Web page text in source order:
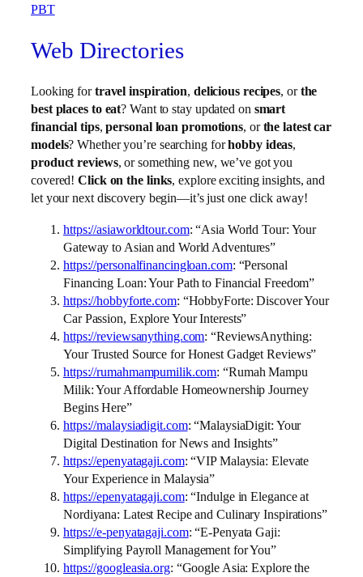
PBT
Web Directories
Looking fortravel inspiration, delicious recipes, orthe
best places to eat? Want to stay updated on smart
financial tips,personal loan promotions, orthe latest car
models? Whether you’re searching forhobby ideas,
product reviews, or something new, we’ve got you
covered!Click on the links, explore exciting insights, and
let your next discovery begin—it’s just one click away!
https://asiaworldtour.com: “Asia World Tour: Your
Gateway to Asian and World Adventures”
https://personalfinancingloan.com: “Personal
Financing Loan: Your Path to Financial Freedom”
https://hobbyforte.com: “HobbyForte: Discover Your
Car Passion, Explore Your Interests”
https://reviewsanything.com: “ReviewsAnything:
Your Trusted Source for Honest Gadget Reviews”
https://rumahmampumilik.com: “Rumah Mampu
Milik: Your Affordable Homeownership Journey
Begins Here”
https://malaysiadigit.com: “MalaysiaDigit: Your
Digital Destination for News and Insights”
https://epenyatagaji.com: “VIP Malaysia: Elevate
Your Experience in Malaysia”
https://epenyatagaji.com: “Indulge in Elegance at
Nordiyana: Latest Recipe and Culinary Inspirations”
https://e-penyatagaji.com: “E-Penyata Gaji:
Simplifying Payroll Management for You”
https://googleasia.org: “Google Asia: Explore the